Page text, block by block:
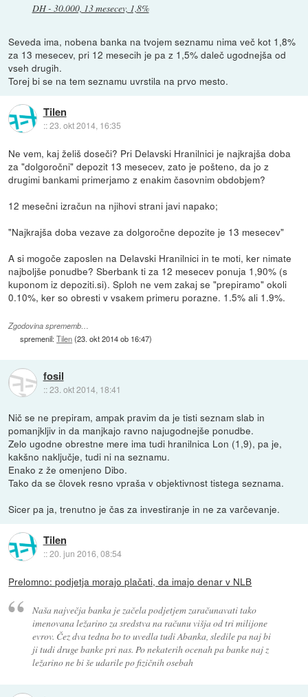
DH - 30.000, 13 mesecev, 1,8%
Seveda ima, nobena banka na tvojem seznamu nima več kot 1,8%
za 13 mesecev, pri 12 mesecih je pa z 1,5% daleč ugodnejša od
vseh drugih.
Torej bi se na tem seznamu uvrstila na prvo mesto.
Tilen
::23. okt 2014, 16:35
Ne vem, kaj želiš doseči? Pri Delavski Hranilnici je najkrajša doba
za "dolgoročni" depozit 13 mesecev, zato je pošteno, da jo z
drugimi bankami primerjamo z enakim časovnim obdobjem?
12 mesečni izračun na njihovi strani javi napako;
"Najkrajša doba vezave za dolgoročne depozite je 13 mesecev"
A si mogoče zaposlen na Delavski Hranilnici in te moti, ker nimate
najboljše ponudbe? Sberbank ti za 12 mesecev ponuja 1,90% (s
kuponom iz depoziti.si). Sploh ne vem zakaj se "prepiramo" okoli
0.10%, ker so obresti v vsakem primeru porazne. 1.5% ali 1.9%.
Zgodovina sprememb…
spremenil:Tilen(23. okt 2014 ob 16:47)
fosil
::23. okt 2014, 18:41
Nič se ne prepiram, ampak pravim da je tisti seznam slab in
pomanjkljiv in da manjkajo ravno najugodnejše ponudbe.
Zelo ugodne obrestne mere ima tudi hranilnica Lon (1,9), pa je,
kakšno naključje, tudi ni na seznamu.
Enako z že omenjeno Dibo.
Tako da se človek resno vpraša v objektivnost tistega seznama.
Sicer pa ja, trenutno je čas za investiranje in ne za varčevanje.
Tilen
::20. jun 2016, 08:54
Prelomno: podjetja morajo plačati, da imajo denar v NLB
Naša največja banka je začela podjetjem zaračunavati tako
imenovana ležarino za sredstva na računu višja od tri milijone
evrov. Čez dva tedna bo to uvedla tudi Abanka, sledile pa naj bi
ji tudi druge banke pri nas. Po nekaterih ocenah pa banke naj z
ležarino ne bi še udarile po fizičnih osebah